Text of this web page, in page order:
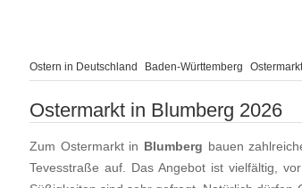
Ostern in Deutschland Baden-Württemberg
Ostermarkt in Blumberg 2026
Zum Ostermarkt in Blumberg bauen
Tevesstraße auf. Das Angebot ist vielfältig,